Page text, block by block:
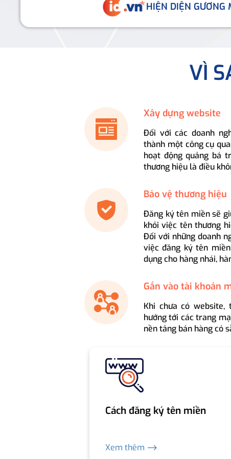
HIỆN DIỆN GƯƠNG
VÌ
Xây dựng website
Đối với các doanh
thành một công cụ
hoạt động quảng bá
thương hiệu là điều
Bảo vệ thương hiệu
Đăng ký tên miền sẽ
khỏi việc tên thương
Đối với những doanh
việc đăng ký tên
dụng cho hàng nhái,
Gắn vào tài khoản
Khi chưa có
hướng tới các trang
nền tảng bán hàng có
Cách đăng ký tên miền
Xem thêm ⟶